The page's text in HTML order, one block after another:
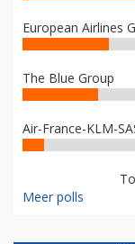
European Airlines
The Blue Group
Air-France-KLM-
Meer polls